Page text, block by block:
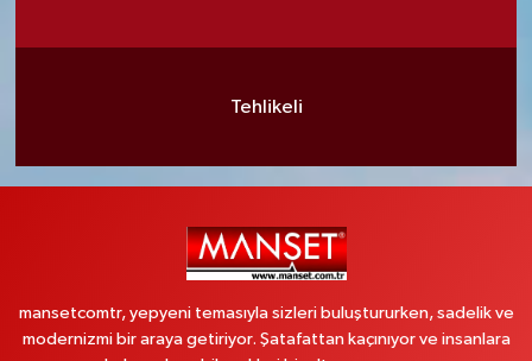
Tehlikeli
mansetcomtr, yepyeni temasıyla sizleri buluştururken, sadelik ve
modernizmi bir araya getiriyor. Şatafattan kaçınıyor ve insanlara